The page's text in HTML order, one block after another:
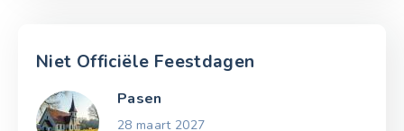
Niet Officiële Feestdagen
Pasen
28 maart 2027